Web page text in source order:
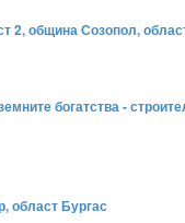
2, община Созопол,
богатства -
област Бургас